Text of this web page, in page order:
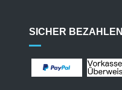
SICHER BEZAHLEN